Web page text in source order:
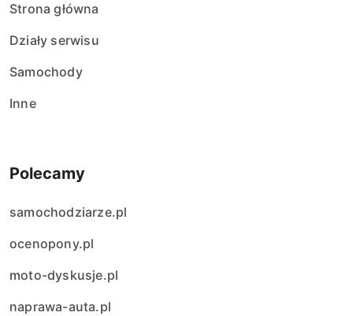
Strona główna
Działy serwisu
Samochody
Inne
Polecamy
samochodziarze.pl
ocenopony.pl
moto-dyskusje.pl
naprawa-auta.pl